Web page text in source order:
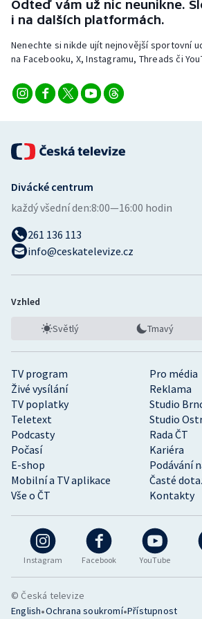
Stolní tenis
Triatlon
Volejbal
Odteď vám už nic neunikne.
i na dalších platformách.
Nenechte si nikde ujít nejnovější sportovní
na Facebooku, X, Instagramu, Threads či
Instagram Facebook YouTube
TV program
Pro média
Živé vysílání
Reklama
TV poplatky
Studio
Teletext
Studio
Podcasty
Rada ČT
Počasí
Kariéra
E-shop
Podávání
Mobilní a TV aplikace
Časté
Vše o ČT
Kontakty
Divácké centrum
každý všední den:8:00—16:00 hodin
261 136 113
info@ceskatelevize.cz
Vzhled
Světlý Tmavý
© Česká televize
English•Ochrana soukromí•Přístupnost